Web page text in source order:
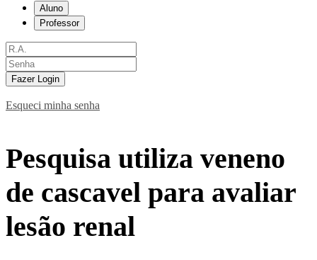
Aluno
Professor
Fazer Login
Esqueci minha senha
Pesquisa utiliza veneno
de cascavel para avaliar
lesão renal